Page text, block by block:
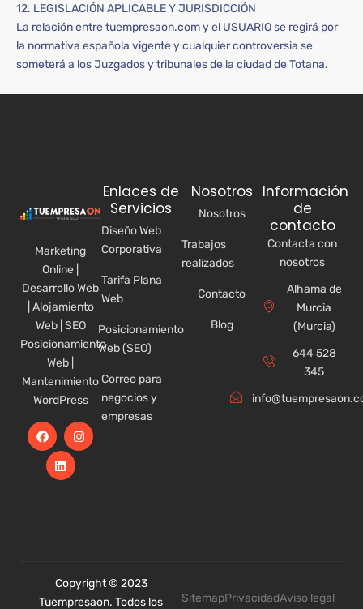
12. LEGISLACIÓN APLICABLE Y JURISDICCIÓN
La relación entre tuempresaon.com y el USUARIO se regirá por
la normativa española vigente y cualquier controversia se
someterá a los Juzgados y tribunales de la ciudad de Totana.
Marketing
Online |
Desarrollo Web
| Alojamiento
Web | SEO
Posicionamiento
Web |
Mantenimiento
WordPress
F
a
c
e
b
I
n
s
L
n
k
e
Enlaces de
Servicios
Diseño Web
Corporativa
Tarifa Plana
Web
Posicionamiento
Web (SEO)
Correo para
negocios y
empresas
Nosotros
Nosotros
Trabajos
realizados
Contacto
Blog
Información
de
contacto
Contacta con
nosotros
Alhama de
Murcia
(Murcia)
644 528
345
Copyright © 2023
Tuempresaon. Todos los
SitemapPrivacidadAviso legal